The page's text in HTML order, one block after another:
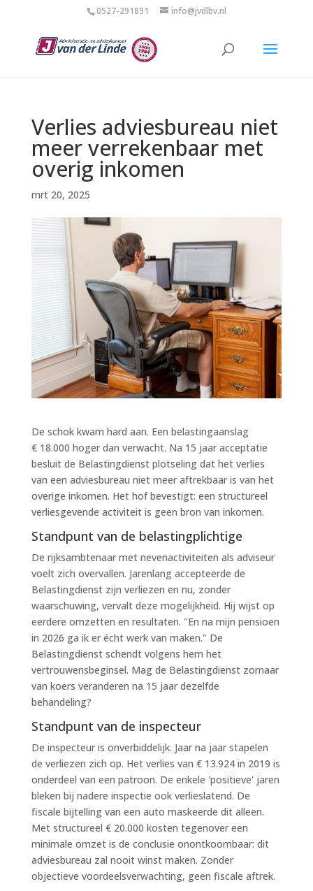
0527-291891 info@jvdlbv.nl
Verlies adviesbureau niet
meer verrekenbaar met
overig inkomen
mrt 20, 2025
De schok kwam hard aan. Een belastingaanslag
€ 18.000 hoger dan verwacht. Na 15 jaar acceptatie
besluit de Belastingdienst plotseling dat het verlies
van een adviesbureau niet meer aftrekbaar is van het
overige inkomen. Het hof bevestigt: een structureel
verliesgevende activiteit is geen bron van inkomen.
Standpunt van de belastingplichtige
De rijksambtenaar met nevenactiviteiten als adviseur
voelt zich overvallen. Jarenlang accepteerde de
Belastingdienst zijn verliezen en nu, zonder
waarschuwing, vervalt deze mogelijkheid. Hij wijst op
eerdere omzetten en resultaten. "En na mijn pensioen
in 2026 ga ik er écht werk van maken." De
Belastingdienst schendt volgens hem het
vertrouwensbeginsel. Mag de Belastingdienst zomaar
van koers veranderen na 15 jaar dezelfde
behandeling?
Standpunt van de inspecteur
De inspecteur is onverbiddelijk. Jaar na jaar stapelen
de verliezen zich op. Het verlies van € 13.924 in 2019 is
onderdeel van een patroon. De enkele 'positieve' jaren
bleken bij nadere inspectie ook verlieslatend. De
fiscale bijtelling van een auto maskeerde dit alleen.
Met structureel € 20.000 kosten tegenover een
minimale omzet is de conclusie onontkoombaar: dit
adviesbureau zal nooit winst maken. Zonder
objectieve voordeelsverwachting, geen fiscale aftrek.